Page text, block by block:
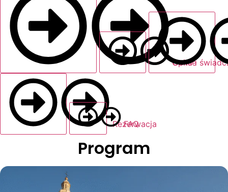
Cena i
Opinie
Rezerwacja
FAQ
Program